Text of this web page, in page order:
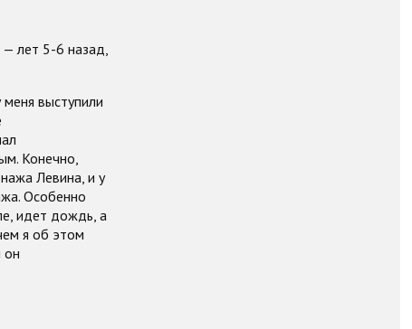
— лет 5-6 назад,
выступили
Конечно,
Левина, и у
Особенно
идет дождь, а
я об этом
он